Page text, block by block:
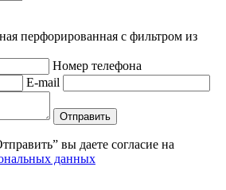
перфорированная с фильтром из
Номер телефона
E-mail
Отправить
вы даете согласие на
данных